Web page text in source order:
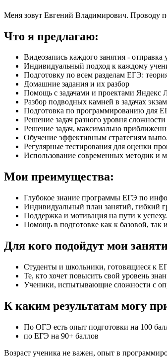
Меня зовут Евгений Владимирович. Проводу
Что я предлагаю:
Видеозапись каждого занятия - отправка
Индивидуальный подход к каждому
Подготовку по всем разделам ЕГЭ:
Домашние задания и их разбор
Помощь с задачами и проектами Яндекс
Разбор подводных камней в задачах
Подготовка по программированию для
Решение задач разного уровня сложности
Решение задач, максимально
Обучение эффективным стратегиям
Регулярные тестирования для оценки
Использование современных методик и
Мои преимущества:
Глубокое знание программы ЕГЭ по
Индивидуальный план занятий, гибкий
Поддержка и мотивация на пути к успеху.
Помощь в подготовке как к базовой, так
Для кого подойдут мои
Студенты и школьники, готовящиеся к
Те, кто хочет повысить свой уровень
Ученики, испытывающие сложности с
К каким результатам могу
По ОГЭ есть опыт подготовки на 100
по ЕГЭ на 90+ баллов
Возраст ученика не важен, опыт в